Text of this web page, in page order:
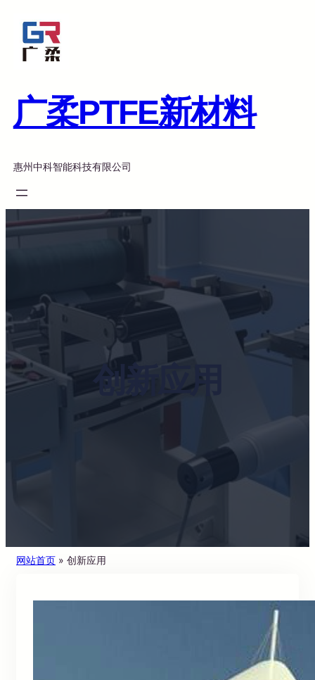
广柔PTFE新材料
惠州中科智能科技有限公司
创新应用
网站首页 » 创新应用